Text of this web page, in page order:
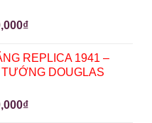
₫
REPLICA 1941 –
DOUGLAS
₫